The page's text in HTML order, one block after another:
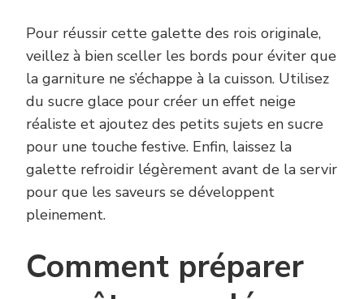
Pour réussir cette galette des rois originale,
veillez à bien sceller les bords pour éviter que
la garniture ne s’échappe à la cuisson. Utilisez
du sucre glace pour créer un effet neige
réaliste et ajoutez des petits sujets en sucre
pour une touche festive. Enfin, laissez la
galette refroidir légèrement avant de la servir
pour que les saveurs se développent
pleinement.
Comment préparer